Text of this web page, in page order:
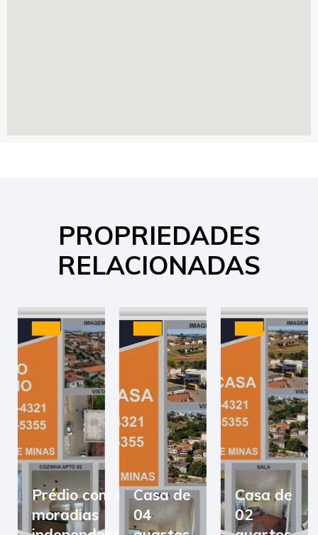
PROPRIEDADES
RELACIONADAS
Prédio com 03
moradias
Casa de
04
Casa de
02